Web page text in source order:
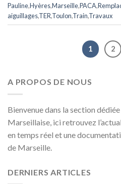
Pauline,Hyères,Marseille,PACA,
aiguillages,TER,Toulon,Train,Travaux
1 2
A PROPOS DE NOUS
Bienvenue dans la section
Marseillaise, ici retrouvez
en temps réel et une
de Marseille.
DERNIERS ARTICLES